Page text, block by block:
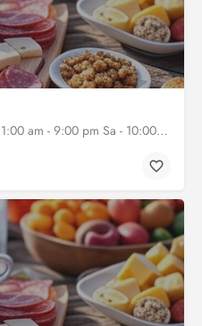
Lu - Ju 11:00 am - 8:00 pm Vi - 11:00 am - 9:00 pm Sa - 10:00 am - ... más